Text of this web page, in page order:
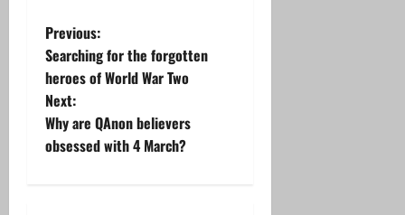
P
o
s
t
Previous:
Searching for the forgotten
heroes of World War Two
Next:
Why are QAnon believers
obsessed with 4 March?